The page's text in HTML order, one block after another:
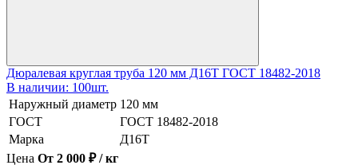
Дюралевая круглая труба 120 мм Д16Т ГОСТ 18482-2018
В наличии: 100шт.
Наружный диаметр 120 мм
ГОСТ
ГОСТ 18482-2018
Марка
Д16Т
Цена От 2 000 ₽ / кг